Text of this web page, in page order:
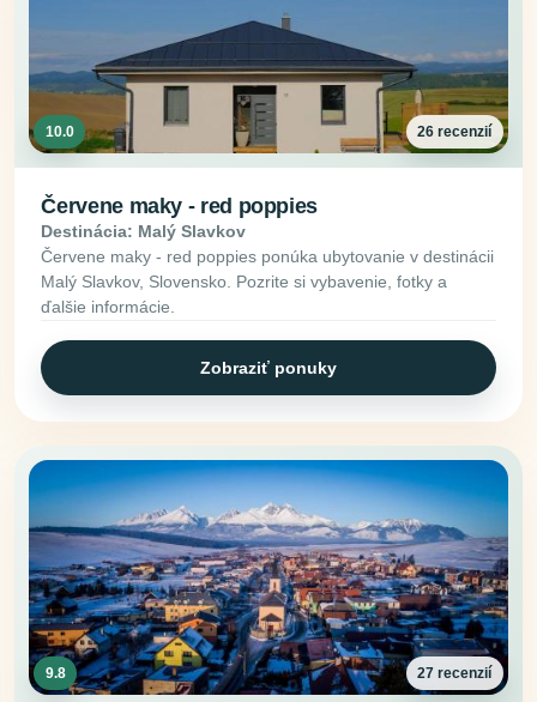
10.0 26 recenzií
Červene maky - red poppies
Destinácia: Malý Slavkov
Červene maky - red poppies ponúka ubytovanie v destinácii
Malý Slavkov, Slovensko. Pozrite si vybavenie, fotky a
ďalšie informácie.
Zobraziť ponuky
9.8 27 recenzií